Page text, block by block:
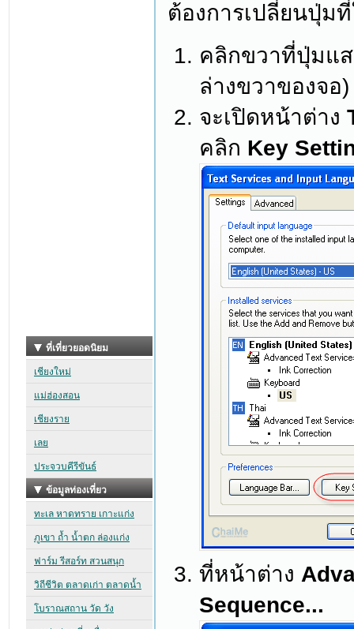
ต้องการเปลี่ยนปุ่ม
คลิกขวาที่ปุ่มแ
ล่างขวาของจอ
จะเปิดหน้าต่าง
คลิก Key
ที่หน้าต่าง
Sequence...